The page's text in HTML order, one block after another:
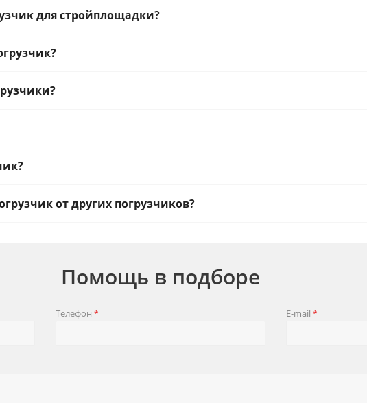
для стройплощадки?
от других погрузчиков?
Помощь в подборе
Телефон * E-mail *